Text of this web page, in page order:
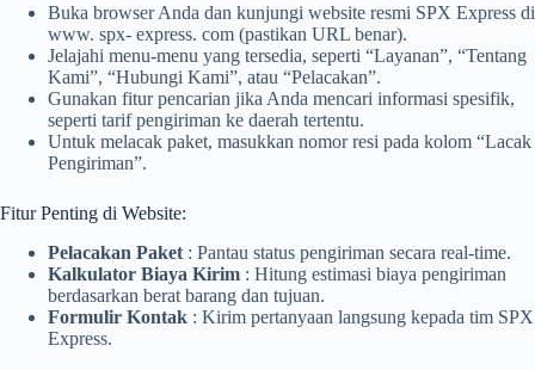
Buka browser Anda dan kunjungi website resmi SPX Express di
www. spx- express. com (pastikan URL benar).
Jelajahi menu-menu yang tersedia, seperti “Layanan”, “Tentang
Kami”, “Hubungi Kami”, atau “Pelacakan”.
Gunakan fitur pencarian jika Anda mencari informasi spesifik,
seperti tarif pengiriman ke daerah tertentu.
Untuk melacak paket, masukkan nomor resi pada kolom “Lacak
Pengiriman”.
Fitur Penting di Website:
Pelacakan Paket : Pantau status pengiriman secara real-time.
Kalkulator Biaya Kirim : Hitung estimasi biaya pengiriman
berdasarkan berat barang dan tujuan.
Formulir Kontak : Kirim pertanyaan langsung kepada tim SPX
Express.